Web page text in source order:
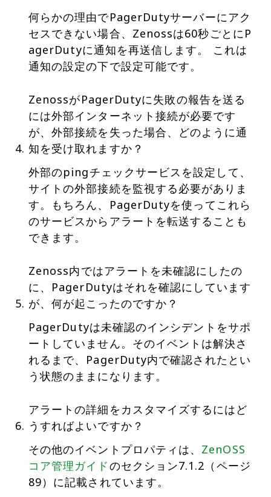
何らかの理由でPagerDutyサーバーにアク
セスできない場合、Zenossは60秒ごとにP
agerDutyに通知を再送信します。 これは
通知の設定の下で設定可能です。
ZenossがPagerDutyに失敗の報告を送る
には外部インターネット接続が必要です
が、外部接続を失った場合、どのように通
知を受け取れますか？
外部のpingチェックサービスを設定して、
サイトの外部接続を監視する必要がありま
す。もちろん、PagerDutyを使ってこれら
のサービスからアラートを転送することも
できます。
Zenoss内ではアラートを未確認にしたの
に、PagerDutyはそれを確認にしています
が、何が起こったのですか？
PagerDutyは未確認のインシデントをサポ
ートしていません。そのイベントは解決さ
れるまで、PagerDuty内で確認されたとい
う状態のままになります。
アラートの詳細をカスタマイズするにはど
うすればよいですか？
その他のイベントプロパティは、 ZenOSS
コア管理ガイドのセクション7.1.2（ページ
89）に記載されています。